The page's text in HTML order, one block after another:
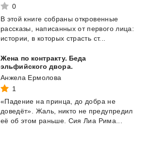
0
В этой книге собраны откровенные
рассказы, написанных от первого лица:
истории, в которых страсть ст...
Жена по контракту. Беда
эльфийского двора.
Анжела Ермолова
1
«Падение на принца, до добра не
доведёт». Жаль, никто не предупредил
её об этом раньше. Сия Лиа Рима...